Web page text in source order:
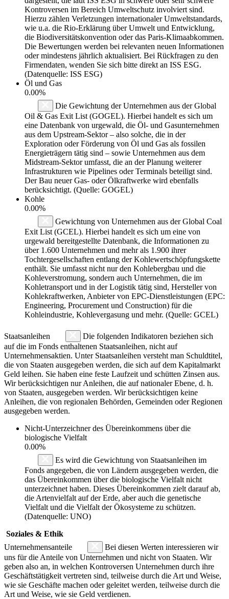
Kontroversen im Bereich Umweltschutz involviert sind.
Hierzu zählen Verletzungen internationaler Umweltstandards,
wie u.a. die Rio-Erklärung über Umwelt und Entwicklung,
die Biodiversitätskonvention oder das Paris-Klimaabkommen.
Die Bewertungen werden bei relevanten neuen Informationen
oder mindestens jährlich aktualisiert. Bei Rückfragen zu den
Firmendaten, wenden Sie sich bitte direkt an ISS ESG.
(Datenquelle: ISS ESG)
Öl und Gas
0.00%
Die Gewichtung der Unternehmen aus der Global
Oil & Gas Exit List (GOGEL). Hierbei handelt es sich um
eine Datenbank von urgewald, die Öl- und Gasunternehmen
aus dem Upstream-Sektor – also solche, die in der
Exploration oder Förderung von Öl und Gas als fossilen
Energieträgern tätig sind – sowie Unternehmen aus dem
Midstream-Sektor umfasst, die an der Planung weiterer
Infrastrukturen wie Pipelines oder Terminals beteiligt sind.
Der Bau neuer Gas- oder Ölkraftwerke wird ebenfalls
berücksichtigt. (Quelle: GOGEL)
Kohle
0.00%
Gewichtung von Unternehmen aus der Global Coal
Exit List (GCEL). Hierbei handelt es sich um eine von
urgewald bereitgestellte Datenbank, die Informationen zu
über 1.600 Unternehmen und mehr als 1.900 ihrer
Tochtergesellschaften entlang der Kohlewertschöpfungskette
enthält. Sie umfasst nicht nur den Kohlebergbau und die
Kohleverstromung, sondern auch Unternehmen, die im
Kohletransport und in der Logistik tätig sind, Hersteller von
Kohlekraftwerken, Anbieter von EPC-Dienstleistungen (EPC:
Engineering, Procurement und Construction) für die
Kohleindustrie, Kohlevergasung und mehr. (Quelle: GCEL)
Staatsanleihen
Die folgenden Indikatoren beziehen sich
auf die im Fonds enthaltenen Staatsanleihen, nicht auf
Unternehmensaktien. Unter Staatsanleihen versteht man Schuldtitel,
die von Staaten ausgegeben werden, die sich auf dem Kapitalmarkt
Geld leihen. Sie haben eine feste Laufzeit und schütten Zinsen aus.
Wir berücksichtigen nur Anleihen, die auf nationaler Ebene, d. h.
von Staaten, ausgegeben werden. Wir berücksichtigen keine
Anleihen, die von regionalen Behörden, Gemeinden oder Regionen
ausgegeben werden.
Nicht-Unterzeichner des Übereinkommens über die
biologische Vielfalt
0.00%
Es wird die Gewichtung von Staatsanleihen im
Fonds angegeben, die von Ländern ausgegeben werden, die
das Übereinkommen über die biologische Vielfalt nicht
unterzeichnet haben. Dieses Übereinkommen zielt darauf ab,
die Artenvielfalt auf der Erde, aber auch die genetische
Vielfalt und die Vielfalt der Ökosysteme zu schützen.
(Datenquelle: UNO)
Soziales & Ethik
Unternehmensanteile
Bei diesen Werten interessieren wir
uns für die Anteile von Unternehmen und nicht von Staaten. Wir
geben also an, in welchen Kontroversen Unternehmen durch ihre
Geschäftstätigkeit vertreten sind, teilweise durch die Art und Weise,
wie sie Geschäfte machen oder geleitet werden, teilweise durch die
Art und Weise, wie sie Geld verdienen.